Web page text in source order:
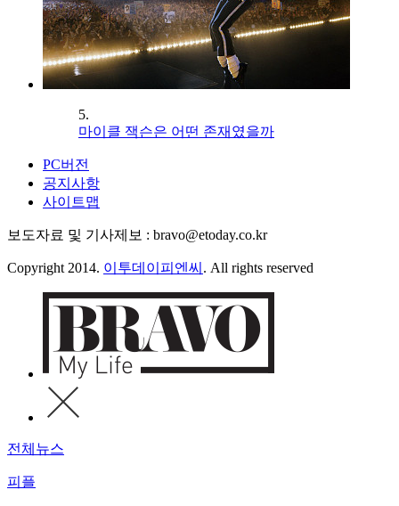
5.
마이클 잭슨은 어떤 존재였을까
PC버전
공지사항
사이트맵
보도자료 및 기사제보 : bravo@etoday.co.kr
Copyright 2014. 이투데이피엔씨 . All rights reserved
전체뉴스
피플